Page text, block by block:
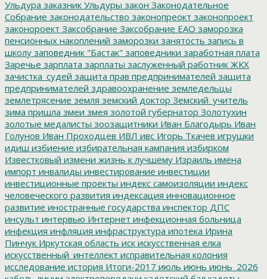
Ульдура заказник Ульдуры закон Законодательное
Собрание законодательство законопреокт законопроект
законороект Заксобрание Заксобрание ЕАО заморозка
пенсионных накоплений заморозки занятость запись в
школу заповедник "Бастак" заповедники заработная плата
Заречье зарплата зарплаты заслуженный работник ЖКХ
зачистка_судей защита прав предпринимателей защита
предпринимателей здравоохранение земледельцы
землетрясение земля земский доктор Земский_учитель
зима пришла змеи змея золотой губернатор Золотухин
золотые медалисты зоозащитники Иван Благодырь Иван
Голунов Иван Проходцев ИВЛ ивс Игорь Ткачев игрушки
идиш избиение избирательная кампания избирком
Известковый измени жизнь к лучшему Израиль имена
импорт инвалиды инвестирование инвестиции
инвестиционные проекты индекс самоизоляции индекс
человеческого развития индексация инновационное
развитие иностранные государства инспектор ДПС
инсульт интервью Интернет инфекционная больница
инфекция инфляция инфраструктура ипотека Ирина
Пинчук Иркутская область иск искусственная елка
искусственный_интеллект исправительная колония
исследование история Итоги-2017 июль июнь июнь_2026